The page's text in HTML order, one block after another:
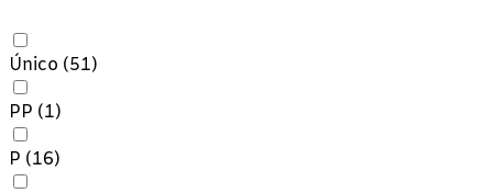
Único (51)
PP (1)
P (16)